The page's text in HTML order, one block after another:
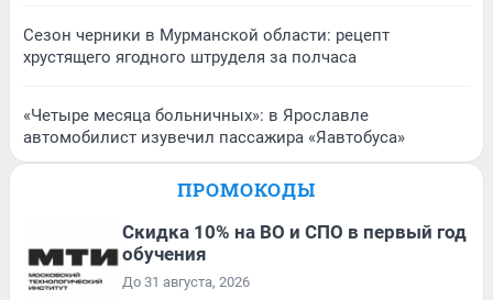
Сезон черники в Мурманской области: рецепт
хрустящего ягодного штруделя за полчаса
«Четыре месяца больничных»: в Ярославле
автомобилист изувечил пассажира «Яавтобуса»
ПРОМОКОДЫ
Скидка 10% на ВО и СПО в первый год
обучения
До 31 августа, 2026